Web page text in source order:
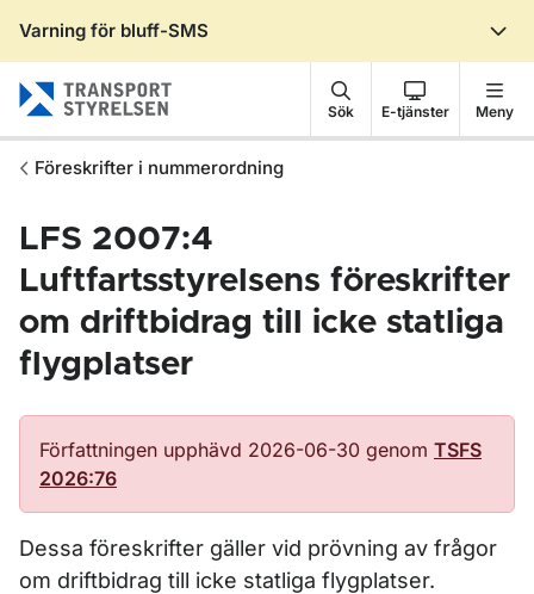
Varning för bluff-SMS
Sök E-tjänster Meny
Föreskrifter i nummerordning
LFS 2007:4
Luftfartsstyrelsens föreskrifter
om driftbidrag till icke statliga
flygplatser
Författningen upphävd 2026-06-30 genom TSFS
2026:76
Dessa föreskrifter gäller vid prövning av frågor
om driftbidrag till icke statliga flygplatser.